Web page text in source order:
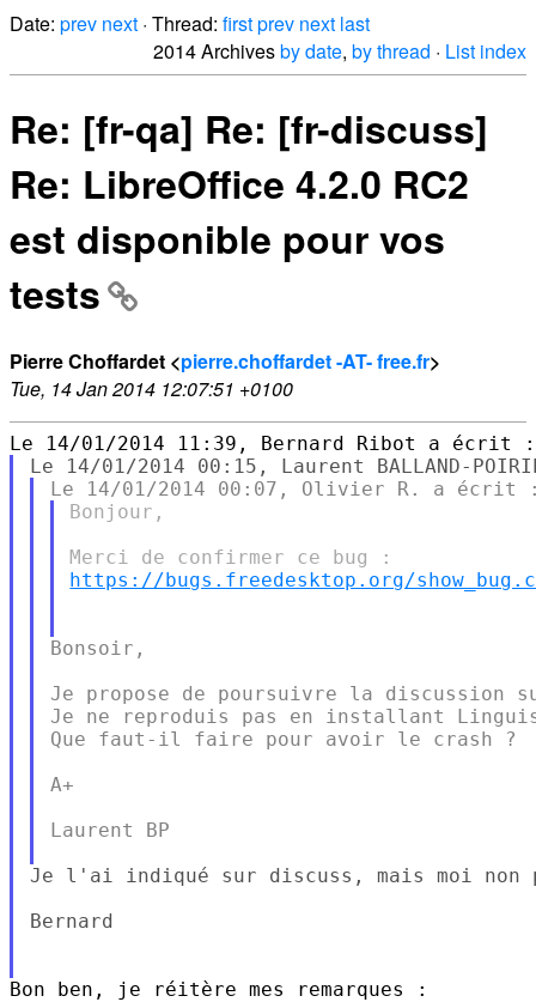
Date: prev next · Thread: firstprev next last
2014 Archivesby date, by thread · List index
Re: [fr-qa] Re: [fr-discuss]
Re: LibreOffice 4.2.0 RC2
est disponible pour vos
tests
Pierre Choffardet <pierre.choffardet -AT- free.fr>
Tue, 14 Jan 2014 12:07:51 +0100
Bonjour,
https://bugs.freedesktop.org/
Bonsoir,
Je propose de poursuivre la discussion
Je ne reproduis pas en installant
Que faut-il faire pour avoir le crash ?
A+
Laurent BP
Je l'ai indiqué sur discuss, mais moi non
Bernard
Bon ben, je réitère mes remarques :